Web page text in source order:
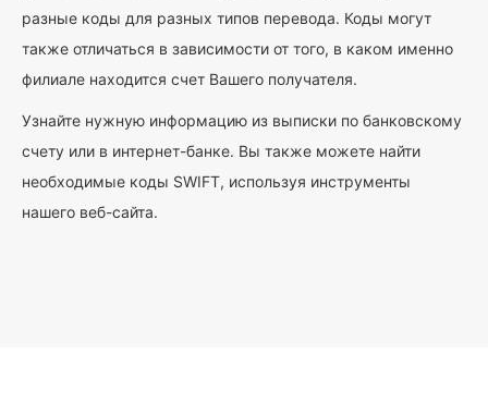
разные коды для разных типов перевода. Коды могут
также отличаться в зависимости от того, в каком именно
филиале находится счет Вашего получателя.
Узнайте нужную информацию из выписки по банковскому
счету или в интернет-банке. Вы также можете найти
необходимые коды SWIFT, используя инструменты
нашего веб-сайта.